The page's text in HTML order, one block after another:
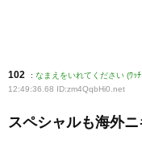
102 : なまえをいれてください (ﾜ
12:49:36.68 ID:zm4QqbHi0.net
スペシャルも海外